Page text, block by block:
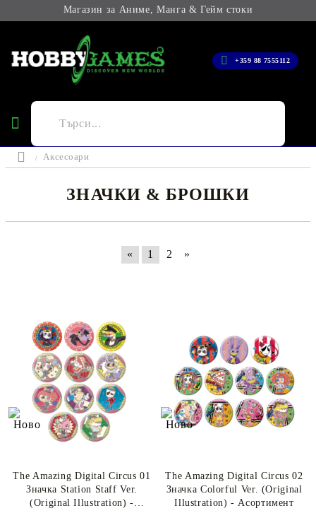
Магазин за Аниме, Манга & Гейм стоки
+359 88 7555112
Аксесоари
ЗНАЧКИ & БРОШКИ
« 1 2 »
The Amazing Digital Circus 01
Значка Station Staff Ver.
(Original Illustration) -
The Amazing Digital Circus 02
Значка Colorful Ver. (Original
Illustration) - Асортимент